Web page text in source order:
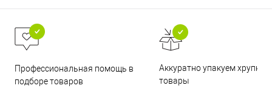
Профессиональная помощь в
подборе товаров
Аккуратно упакуем хрупкие
товары